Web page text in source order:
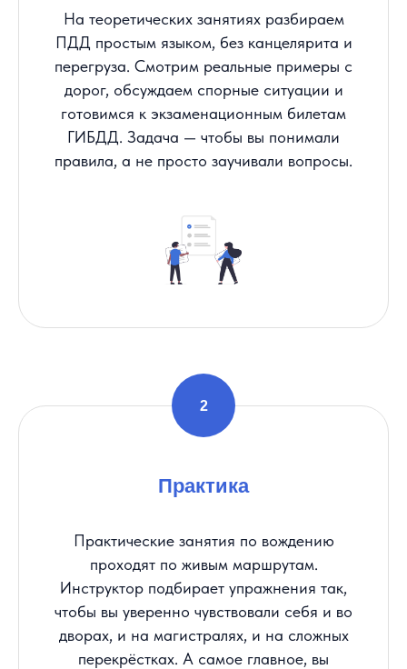
На теоретических занятиях разбираем
ПДД простым языком, без канцелярита и
перегруза. Смотрим реальные примеры с
дорог, обсуждаем спорные ситуации и
готовимся к экзаменационным билетам
ГИБДД. Задача — чтобы вы понимали
правила, а не просто заучивали вопросы.
Практика
Практические занятия по вождению
проходят по живым маршрутам.
Инструктор подбирает упражнения так,
чтобы вы уверенно чувствовали себя и во
дворах, и на магистралях, и на сложных
перекрёстках. А самое главное, вы